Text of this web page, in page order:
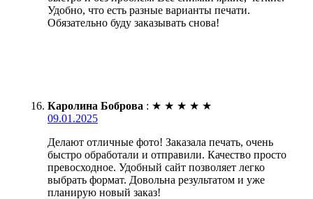
Удобно, что есть разные варианты печати.
Обязательно буду заказывать снова!
Каролина Боброва : ★ ★ ★ ★ ★
09.01.2025
Делают отличные фото! Заказала печать, очень
быстро обработали и отправили. Качество просто
превосходное. Удобный сайт позволяет легко
выбрать формат. Довольна результатом и уже
планирую новый заказ!